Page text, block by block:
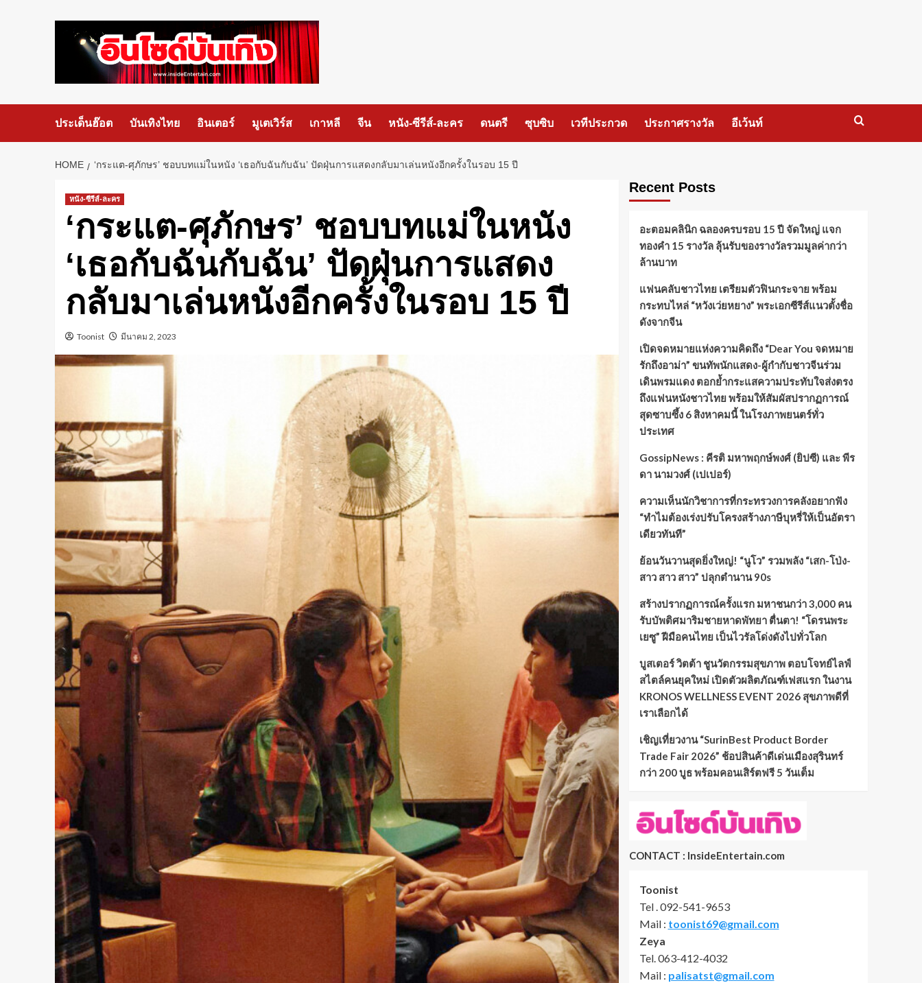
ประเด็นฮ๊อต บันเทิงไทย อินเตอร์ มูเตเวิร์ส เกาหลี จีน หนัง-ซีรีส์-ละคร ดนตรี ซุบซิบ เวทีประกวด ประกาศรางวัล อีเว้นท์
HOME ‘กระแต-ศุภักษร’ ชอบบทแม่ในหนัง ‘เธอกับฉันกับฉัน’ ปัดฝุ่นการแสดงกลับมาเล่นหนังอีกครั้งในรอบ 15 ปี
หนัง-ซีรีส์-ละคร
‘กระแต-ศุภักษร’ ชอบบทแม่ในหนัง
‘เธอกับฉันกับฉัน’ ปัดฝุ่นการแสดง
กลับมาเล่นหนังอีกครั้งในรอบ 15 ปี
Toonist มีนาคม 2, 2023
Recent Posts
อะตอมคลินิก ฉลองครบรอบ 15 ปี จัดใหญ่ แจก
ทองคำ 15 รางวัล ลุ้นรับของรางวัลรวมมูลค่ากว่า
ล้านบาท
แฟนคลับชาวไทย เตรียมตัวฟินกระจาย พร้อม
กระทบไหล่ “หวังเว่ยหยาง” พระเอกซีรีส์แนวตั้งชื่อ
ดังจากจีน
เปิดจดหมายแห่งความคิดถึง “Dear You จดหมาย
รักถึงอาม่า” ขนทัพนักแสดง-ผู้กำกับชาวจีนร่วม
เดินพรมแดง ตอกย้ำกระแสความประทับใจส่งตรง
ถึงแฟนหนังชาวไทย พร้อมให้สัมผัสปรากฏการณ์
สุดซาบซึ้ง 6 สิงหาคมนี้ ในโรงภาพยนตร์ทั่ว
ประเทศ
GossipNews : คีรติ มหาพฤกษ์พงศ์ (ยิปซี) และ พีร
ดา นามวงศ์ (เปเปอร์)
ความเห็นนักวิชาการที่กระทรวงการคลังอยากฟัง
“ทำไมต้องเร่งปรับโครงสร้างภาษีบุหรี่ให้เป็นอัตรา
เดียวทันที”
ย้อนวันวานสุดยิ่งใหญ่! “นูโว” รวมพลัง “เสก-โป่ง-
สาว สาว สาว” ปลุกตำนาน 90s
สร้างปรากฏการณ์ครั้งแรก มหาชนกว่า 3,000 คน
รับบัพติศมาริมชายหาดพัทยา ตื่นตา! “โดรนพระ
เยซู” ฝีมือคนไทย เป็นไวรัลโด่งดังไปทั่วโลก
บูสเตอร์ วิตต้า ชูนวัตกรรมสุขภาพ ตอบโจทย์ไลฟ์
สไตล์คนยุคใหม่ เปิดตัวผลิตภัณฑ์เฟสแรก ในงาน
KRONOS WELLNESS EVENT 2026 สุขภาพดีที่
เราเลือกได้
เชิญเที่ยวงาน “SurinBest Product Border
Trade Fair 2026” ช้อปสินค้าดีเด่นเมืองสุรินทร์
กว่า 200 บูธ พร้อมคอนเสิร์ตฟรี 5 วันเต็ม
CONTACT : InsideEntertain.com
Toonist
Tel . 092-541-9653
Mail : toonist69@gmail.com
Zeya
Tel. 063-412-4032
Mail : palisatst@gmail.com